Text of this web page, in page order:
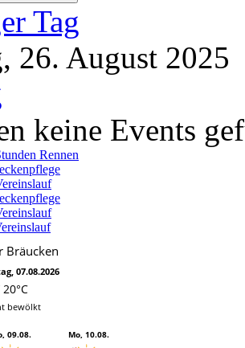
Tag
26. August 2025
keine Events
Rennen
Bräucken
07.08.2026
bewölkt
09.08. Mo, 10.08.